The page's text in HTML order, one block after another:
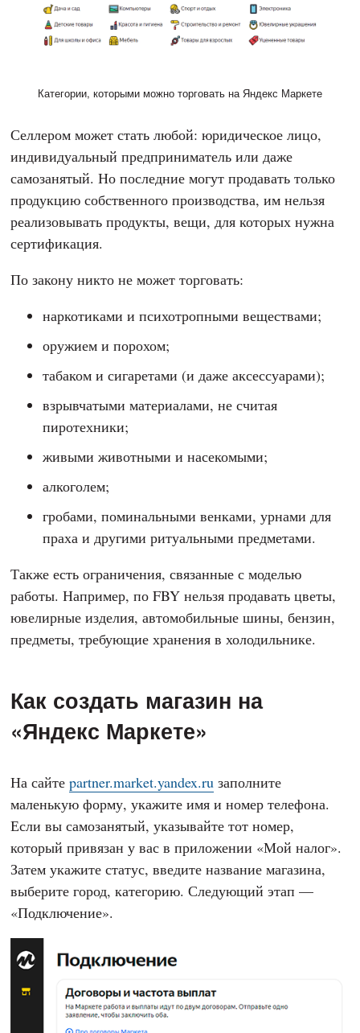
Категории, которыми можно торговать на Яндекс Маркете
Селлером может стать любой: юридическое лицо,
индивидуальный предприниматель или даже
самозанятый. Но последние могут продавать только
продукцию собственного производства, им нельзя
реализовывать продукты, вещи, для которых нужна
сертификация.
По закону никто не может торговать:
наркотиками и психотропными веществами;
оружием и порохом;
табаком и сигаретами (и даже аксессуарами);
взрывчатыми материалами, не считая
пиротехники;
живыми животными и насекомыми;
алкоголем;
гробами, поминальными венками, урнами для
праха и другими ритуальными предметами.
Также есть ограничения, связанные с моделью
работы. Например, по FBY нельзя продавать цветы,
ювелирные изделия, автомобильные шины, бензин,
предметы, требующие хранения в холодильнике.
Как создать магазин на
«Яндекс Маркете»
На сайтеpartner.market.yandex.ru заполните
маленькую форму, укажите имя и номер телефона.
Если вы самозанятый, указывайте тот номер,
который привязан у вас в приложении «Мой налог».
Затем укажите статус, введите название магазина,
выберите город, категорию. Следующий этап —
«Подключение».